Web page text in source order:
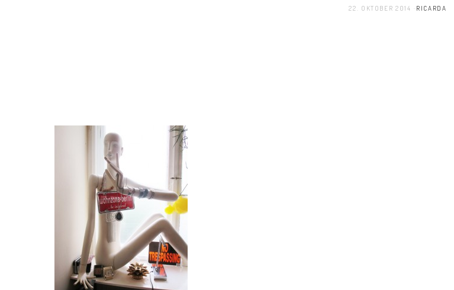
22. OKTOBER 2014 RICARDA